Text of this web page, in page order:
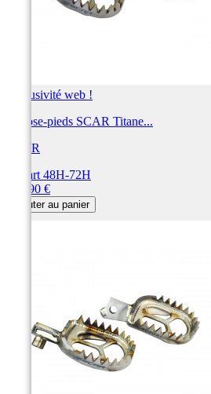
Exclusivité web !
Repose-pieds SCAR Titane...
SCAR
Départ 48H-72H
269,90 €
Ajouter au panier